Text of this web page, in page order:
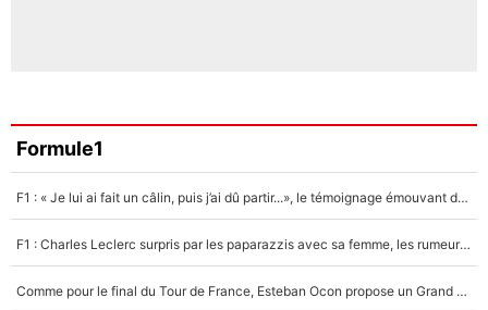
Formule1
F1 : « Je lui ai fait un câlin, puis j’ai dû partir...», le témoignage émouvant de Max Verstappen sur sa fille
F1 : Charles Leclerc surpris par les paparazzis avec sa femme, les rumeurs étaient vraies !
Comme pour le final du Tour de France, Esteban Ocon propose un Grand Prix de Formule 1 à Paris : «Autour de l’Arc de Triomphe, ce serait génial» !